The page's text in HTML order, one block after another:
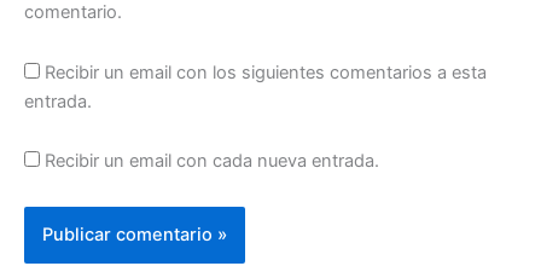
comentario.
Recibir un email con los siguientes comentarios a esta
entrada.
Recibir un email con cada nueva entrada.